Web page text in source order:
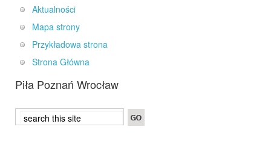
Aktualności
Mapa strony
Przykładowa strona
Strona Główna
Piła Poznań Wrocław